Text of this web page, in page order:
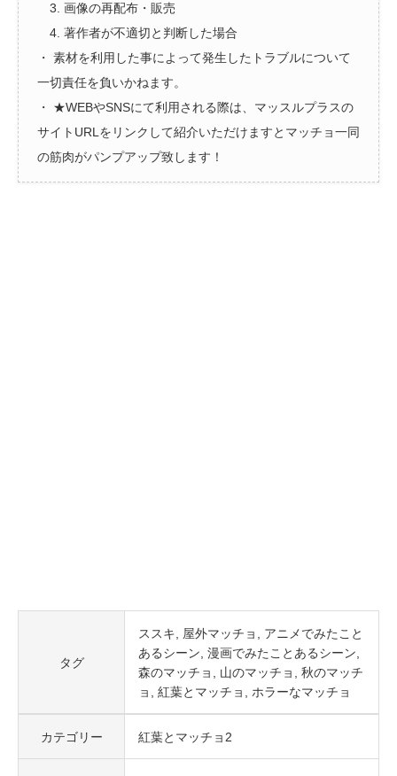
3. 画像の再配布・販売
4. 著作者が不適切と判断した場合
・ 素材を利用した事によって発生したトラブルについて
一切責任を負いかねます。
・ ★WEBやSNSにて利用される際は、マッスルプラスの
サイトURLをリンクして紹介いただけますとマッチョ一同
の筋肉がパンプアップ致します！
タグ
ススキ 屋外マッチョ
アニメでみたこと
あるシーン 漫画でみたことあるシーン
森のマッチョ
山のマッチョ
秋のマッチ
ョ
紅葉とマッチョ ホラーなマッチョ
カテゴリー 紅葉とマッチョ2